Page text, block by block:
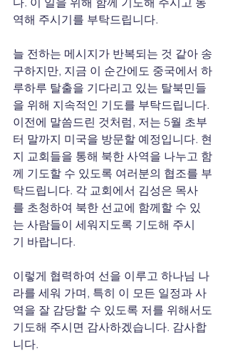
역해 주시기를 부탁드립니다.
늘 전하는 메시지가 반복되는 것 같아 송
구하지만, 지금 이 순간에도 중국에서 하
루하루 탈출을 기다리고 있는 탈북민들
을 위해 지속적인 기도를 부탁드립니다.
이전에 말씀드린 것처럼, 저는 5월 초부
터 말까지 미국을 방문할 예정입니다. 현
지 교회들을 통해 북한 사역을 나누고 함
께 기도할 수 있도록 여러분의 협조를 부
탁드립니다. 각 교회에서 김성은 목사
를 초청하여 북한 선교에 함께할 수 있
는 사람들이 세워지도록 기도해 주시
기 바랍니다.
이렇게 협력하여 선을 이루고 하나님 나
라를 세워 가며, 특히 이 모든 일정과 사
역을 잘 감당할 수 있도록 저를 위해서도
기도해 주시면 감사하겠습니다. 감사합
니다.